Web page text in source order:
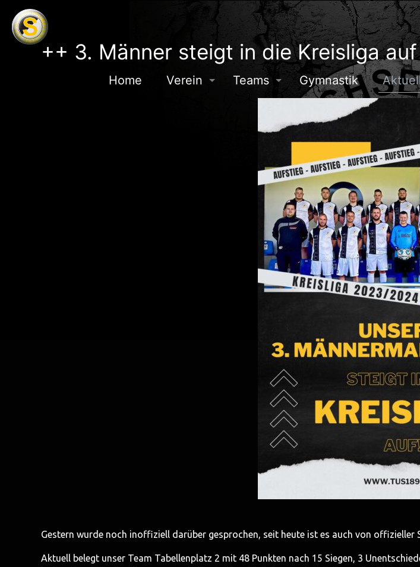
Home Verein Teams Gymnastik
++ 3. Männer steigt in die Kreisliga
Gestern wurde noch inoffiziell darüber gesprochen, seit heute ist es auch von
Aktuell belegt unser Team Tabellenplatz 2 mit 48 Punkten nach 15 Siegen, 3